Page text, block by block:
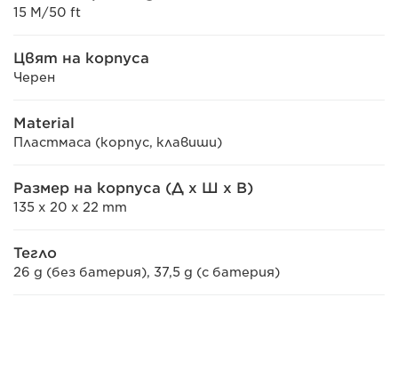
15 M/50 ft
Цвят на корпуса
Черен
Material
Пластмаса (корпус, клавиши)
Размер на корпуса (Д x Ш x В)
135 x 20 x 22 mm
Тегло
26 g (без батерия), 37,5 g (с батерия)